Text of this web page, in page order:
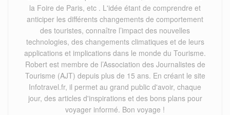
la Foire de Paris, etc . L'idée étant de comprendre et
anticiper les différents changements de comportement
des touristes, connaître l’impact des nouvelles
technologies, des changements climatiques et de leurs
applications et implications dans le monde du Tourisme.
Robert est membre de l’Association des Journalistes de
Tourisme (AJT) depuis plus de 15 ans. En créant le site
Infotravel.fr, il permet au grand public d'avoir, chaque
jour, des articles d'inspirations et des bons plans pour
voyager informé. Bon voyage !